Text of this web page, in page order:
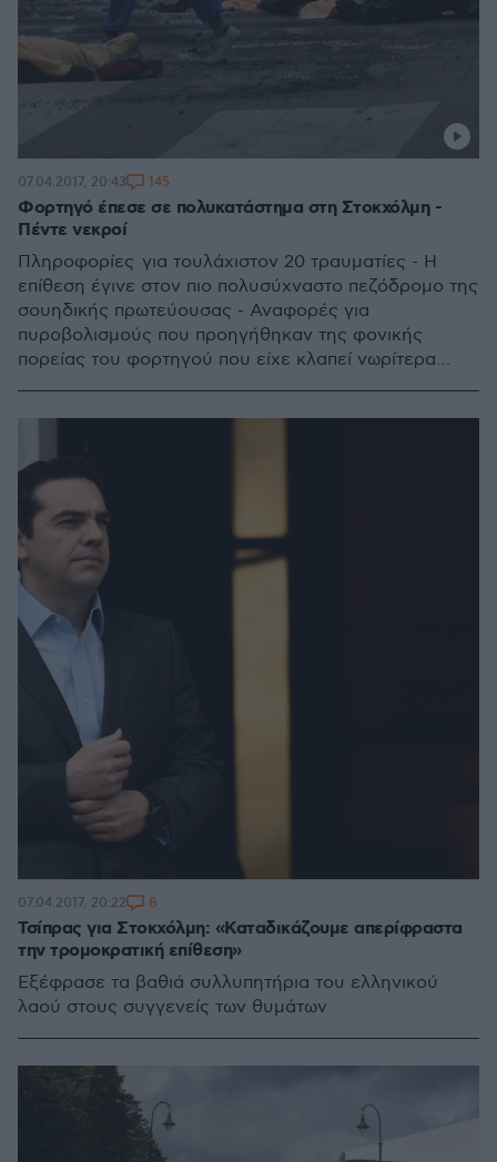
Φορτηγό έπεσε σε πολυκατάστημα στη Στοκχόλμη -
Πέντε νεκροί
Πληροφορίες για τουλάχιστον 20 τραυματίες - Η
επίθεση έγινε στον πιο πολυσύχναστο πεζόδρομο της
σουηδικής πρωτεύουσας - Αναφορές για
πυροβολισμούς που προηγήθηκαν της φονικής
πορείας του φορτηγού που είχε κλαπεί νωρίτερα
07.04.2017, 20:43 145
Τσίπρας για Στοκχόλμη: «Καταδικάζουμε απερίφραστα
την τρομοκρατική επίθεση»
Εξέφρασε τα βαθιά συλλυπητήρια του ελληνικού
λαού στους συγγενείς των θυμάτων
07.04.2017, 20:22 8